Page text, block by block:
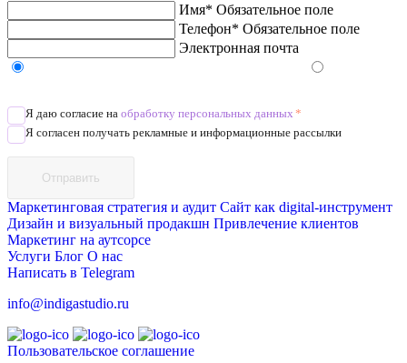
Имя* Обязательное поле
Телефон* Обязательное поле
Электронная почта
Я даю согласие на обработку персональных данных *
Я согласен получать рекламные и информационные рассылки
Отправить
Маркетинговая стратегия и аудит Сайт как digital-инструмент
Дизайн и визуальный продакшн Привлечение клиентов
Маркетинг на аутсорсе
Услуги Блог О нас
Написать в Telegram
info@indigastudio.ru
Пользовательское соглашение